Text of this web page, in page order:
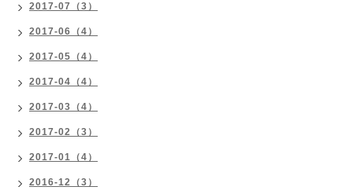
2017-07（3）
2017-06（4）
2017-05（4）
2017-04（4）
2017-03（4）
2017-02（3）
2017-01（4）
2016-12（3）